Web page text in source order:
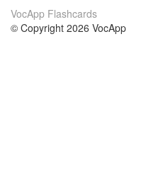
VocApp Flashcards
© Copyright 2026 VocApp